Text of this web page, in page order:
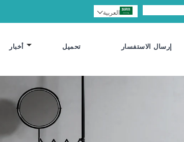
العربية
أخبار تحميل إرسال الاستفسار